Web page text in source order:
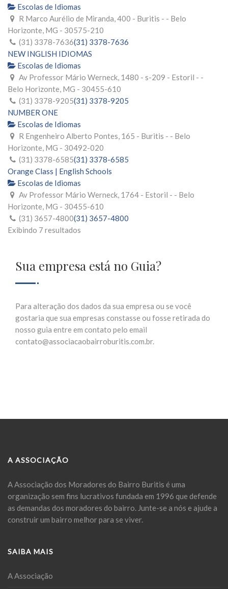
Escolas de Idiomas
R Marco Aurélio de Miranda, 400 - Buritis - - Belo
Horizonte, MG - 30575-210
(31) 3378-7636(31) 3378-7636
NEW INGLISH IDIOMAS
Escolas de Idiomas
Av Professor Mário Werneck, 1480 - s-209 - Estoril - -
Belo Horizonte, MG - 30455-610
(31) 3378-9205(31) 3378-9205
NUMBER ONE
Escolas de Idiomas
R Engenheiro Alberto Pontes, 165 - Buritis - - Belo
Horizonte, MG - 30492-020
(31) 3378-6585(31) 3378-6585
Orange Class | English Schools
Escolas de Idiomas
Av Professor Mário Werneck, 1764 - Estoril - - Belo
Horizonte, MG - 30455-610
(31) 3657-4800(31) 3657-4800
Exibindo 7 resultados
Sua empresa está no Guia?
Para alteração dos dados da sua empresa ou se você
gostaria que sua empresas constasse ou fosse retirada do
nosso guia entre em contato pelo email
contato@associacaobairroburitis.com.br.
A ASSOCIAÇÃO
A Associação dos Moradores do Bairro Buritis é uma
organização sem fins lucrativos fundada em 1996 que defende
as demandas dos moradores do bairro. Junte-se a nós e ajude a
construir um bairro melhor para se viver.
SAIBA MAIS
A Associação